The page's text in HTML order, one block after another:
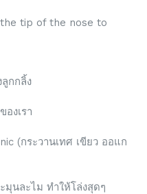
tip of the nose to
กกลิ้ง
งเรา
(กระวานเทศ เขียว ออแก
นละไม ทำให้โล่งสุดๆ